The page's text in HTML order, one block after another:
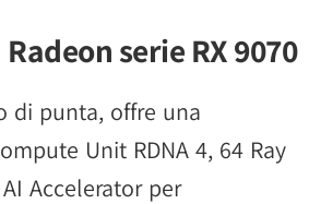
serie RX 9070
di punta, offre una
Unit RDNA 4, 64 Ray
Accelerator per